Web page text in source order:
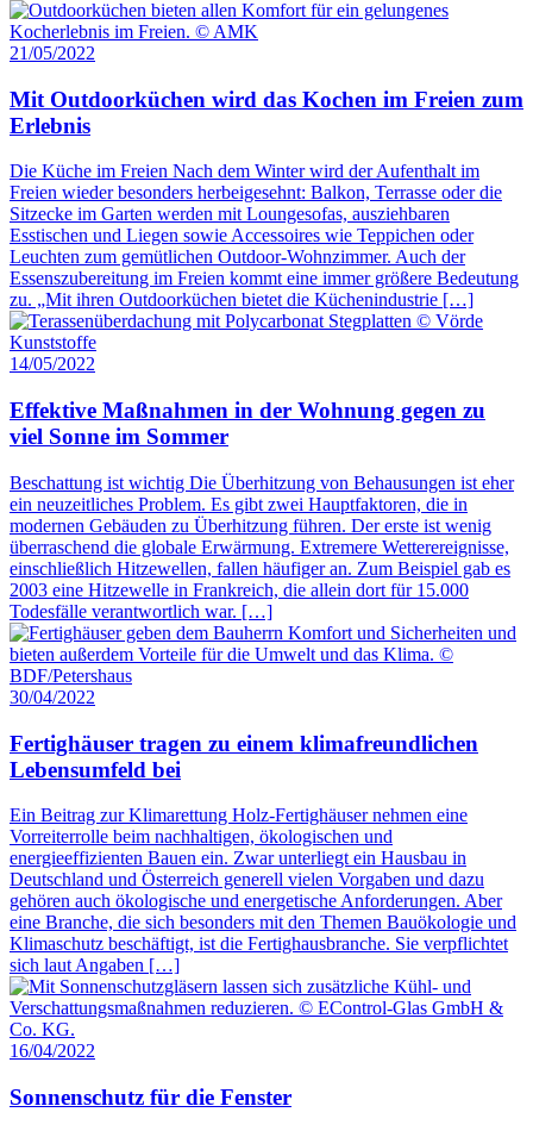
21/05/2022
Mit Outdoorküchen wird das Kochen im Freien zum
Erlebnis
Die Küche im Freien Nach dem Winter wird der Aufenthalt im
Freien wieder besonders herbeigesehnt: Balkon, Terrasse oder die
Sitzecke im Garten werden mit Loungesofas, ausziehbaren
Esstischen und Liegen sowie Accessoires wie Teppichen oder
Leuchten zum gemütlichen Outdoor-Wohnzimmer. Auch der
Essenszubereitung im Freien kommt eine immer größere Bedeutung
zu. „Mit ihren Outdoorküchen bietet die Küchenindustrie […]
14/05/2022
Effektive Maßnahmen in der Wohnung gegen zu
viel Sonne im Sommer
Beschattung ist wichtig Die Überhitzung von Behausungen ist eher
ein neuzeitliches Problem. Es gibt zwei Hauptfaktoren, die in
modernen Gebäuden zu Überhitzung führen. Der erste ist wenig
überraschend die globale Erwärmung. Extremere Wetterereignisse,
einschließlich Hitzewellen, fallen häufiger an. Zum Beispiel gab es
2003 eine Hitzewelle in Frankreich, die allein dort für 15.000
Todesfälle verantwortlich war. […]
30/04/2022
Fertighäuser tragen zu einem klimafreundlichen
Lebensumfeld bei
Ein Beitrag zur Klimarettung Holz-Fertighäuser nehmen eine
Vorreiterrolle beim nachhaltigen, ökologischen und
energieeffizienten Bauen ein. Zwar unterliegt ein Hausbau in
Deutschland und Österreich generell vielen Vorgaben und dazu
gehören auch ökologische und energetische Anforderungen. Aber
eine Branche, die sich besonders mit den Themen Bauökologie und
Klimaschutz beschäftigt, ist die Fertighausbranche. Sie verpflichtet
sich laut Angaben […]
16/04/2022
Sonnenschutz für die Fenster